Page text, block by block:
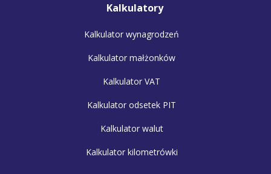
Kalkulatory
Kalkulator wynagrodzeń
Kalkulator małżonków
Kalkulator VAT
Kalkulator odsetek PIT
Kalkulator walut
Kalkulator kilometrówki